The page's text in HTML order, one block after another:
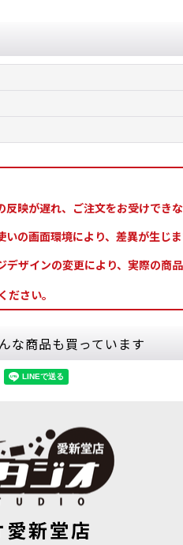
映が遅れ、ご注文をお受けできな
の画面環境により、差異が生じま
ザインの変更により、実際の商
さい。
な商品も買っています
[ファレホ：TMM]
新堂店